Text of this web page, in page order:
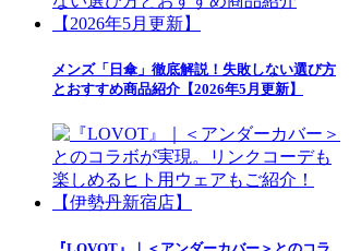
メンズ「日傘」徹底解説！失敗しない選び方
とおすすめ商品紹介【2026年5月更新】